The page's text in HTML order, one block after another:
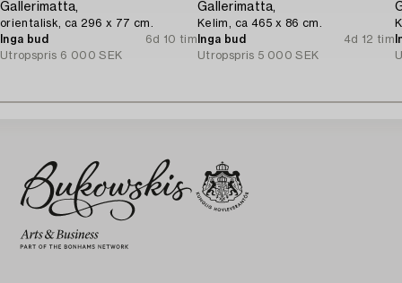
Gallerimatta,
orientalisk, ca 296 x 77 cm.
Inga bud
6d 10 tim
Utropspris 6 000 SEK
Gallerimatta,
Kelim, ca 465 x 86 cm.
Inga bud
4d 12 tim
Utropspris 5 000 SEK